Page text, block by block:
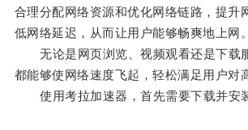
合理分配网络资源和优化网络链路，提升
低网络延迟，从而让用户能够畅爽地上网。
无论是网页浏览、视频观看还是下载
都能够使网络速度飞起，轻松满足用户对
使用考拉加速器，首先需要下载并安装